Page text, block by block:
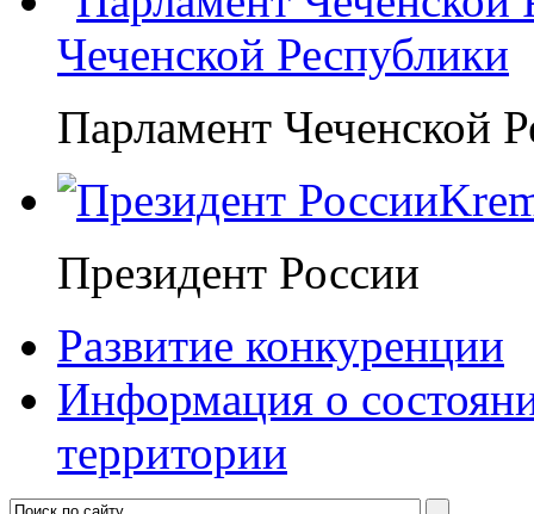
Чеченской Республики
Парламент Чеченской
Президент России
Развитие конкуренции
Информация о
территории